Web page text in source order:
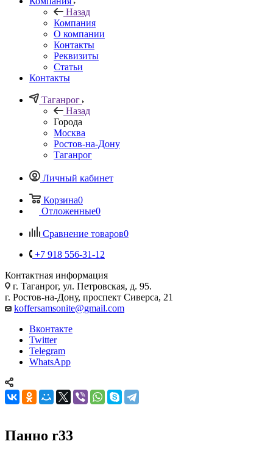
Назад
Компания
О компании
Контакты
Реквизиты
Статьи
Контакты
Таганрог
Назад
Города
Москва
Ростов-на-Дону
Таганрог
Личный кабинет
Корзина0
Отложенные0
Сравнение товаров0
+7 918 556-31-12
Контактная информация
г. Таганрог, ул. Петровская, д. 95.
г. Ростов-на-Дону, проспект Сиверса, 21
koffersamsonite@gmail.com
Вконтакте
Twitter
Telegram
WhatsApp
Панно r33